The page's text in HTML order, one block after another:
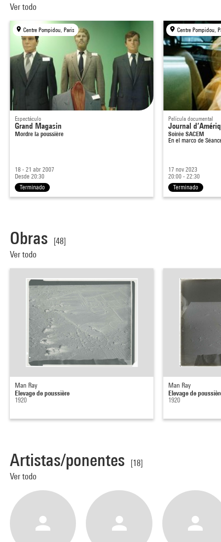
Ver todo
Centre Pompidou, Paris
Espectáculo
Grand Magasin
Mordre la poussière
18 - 21 abr 2007
Desde 20:30
Terminado
Centre Pompidou,
Película documental
Journal
Soirée SACEM
En el marco de
17 nov 2023
20:00 - 22:30
Terminado
Obras
[48]
Ver todo
Man Ray
Elevage de poussière
1920
Man Ray
Elevage de
1920
Artistas/ponentes
[18]
Ver todo